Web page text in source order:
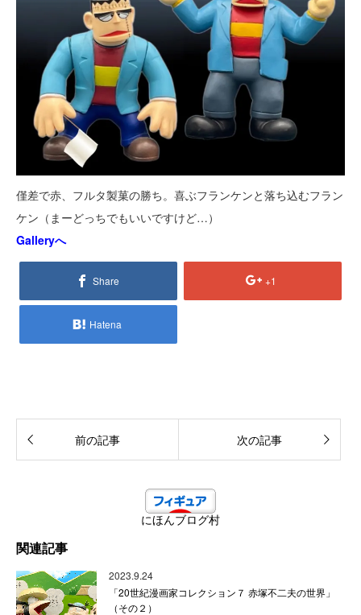
僅差で赤、フルタ製菓の勝ち。喜ぶフランケンと落ち込むフラン
ケン（まーどっちでもいいですけど…）
Galleryへ
Share +1
Hatena
前の記事 次の記事
にほんブログ村
関連記事
2023.9.24
「20世紀漫画家コレクション７ 赤塚不二夫の世界」
（その２）